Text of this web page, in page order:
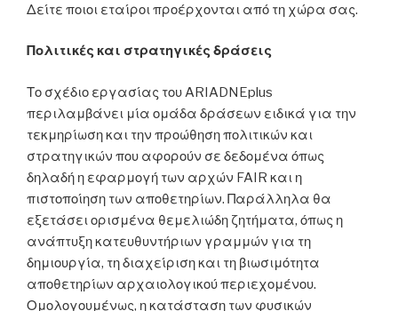
Δείτε ποιοι εταίροι προέρχονται από τη χώρα σας.
Πολιτικές και στρατηγικές δράσεις
Το σχέδιο εργασίας του ARIADNEplus
περιλαμβάνει μία ομάδα δράσεων ειδικά για την
τεκμηρίωση και την προώθηση πολιτικών και
στρατηγικών που αφορούν σε δεδομένα όπως
δηλαδή η εφαρμογή των αρχών FAIR και η
πιστοποίηση των αποθετηρίων. Παράλληλα θα
εξετάσει ορισμένα θεμελιώδη ζητήματα, όπως η
ανάπτυξη κατευθυντήριων γραμμών για τη
δημιουργία, τη διαχείριση και τη βιωσιμότητα
αποθετηρίων αρχαιολογικού περιεχομένου.
Ομολογουμένως, η κατάσταση των φυσικών